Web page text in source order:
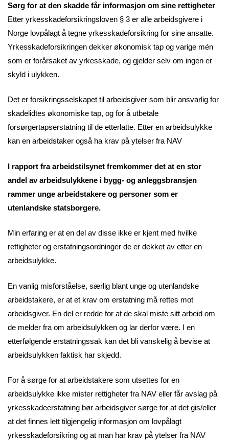
Sørg for at den skadde får informasjon om sine rettigheter
Etter yrkesskadeforsikringsloven § 3 er alle arbeidsgivere i
Norge lovpålagt å tegne yrkesskadeforsikring for sine ansatte.
Yrkesskadeforsikringen dekker økonomisk tap og varige mén
som er forårsaket av yrkesskade, og gjelder selv om ingen er
skyld i ulykken.
Det er forsikringsselskapet til arbeidsgiver som blir ansvarlig for
skadelidtes økonomiske tap, og for å utbetale
forsørgertapserstatning til de etterlatte. Etter en arbeidsulykke
kan en arbeidstaker også ha krav på ytelser fra NAV
I rapport fra arbeidstilsynet fremkommer det at en stor
andel av arbeidsulykkene i bygg- og anleggsbransjen
rammer unge arbeidstakere og personer som er
utenlandske statsborgere.
Min erfaring er at en del av disse ikke er kjent med hvilke
rettigheter og erstatningsordninger de er dekket av etter en
arbeidsulykke.
En vanlig misforståelse, særlig blant unge og utenlandske
arbeidstakere, er at et krav om erstatning må rettes mot
arbeidsgiver. En del er redde for at de skal miste sitt arbeid om
de melder fra om arbeidsulykken og lar derfor være. I en
etterfølgende erstatningssak kan det bli vanskelig å bevise at
arbeidsulykken faktisk har skjedd.
For å sørge for at arbeidstakere som utsettes for en
arbeidsulykke ikke mister rettigheter fra NAV eller får avslag på
yrkesskadeerstatning bør arbeidsgiver sørge for at det gis/eller
at det finnes lett tilgjengelig informasjon om lovpålagt
yrkesskadeforsikring og at man har krav på ytelser fra NAV